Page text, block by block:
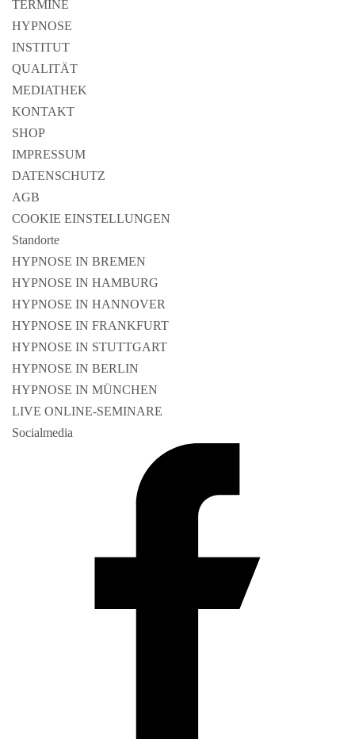
TERMINE
HYPNOSE
INSTITUT
QUALITÄT
MEDIATHEK
KONTAKT
SHOP
IMPRESSUM
DATENSCHUTZ
AGB
COOKIE EINSTELLUNGEN
Standorte
HYPNOSE IN BREMEN
HYPNOSE IN HAMBURG
HYPNOSE IN HANNOVER
HYPNOSE IN FRANKFURT
HYPNOSE IN STUTTGART
HYPNOSE IN BERLIN
HYPNOSE IN MÜNCHEN
LIVE ONLINE-SEMINARE
Socialmedia